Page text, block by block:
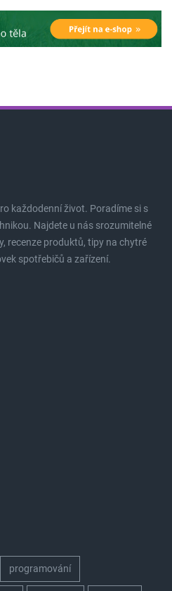
každodenní život. Poradíme si s
Najdete u nás srozumitelné
recenze produktů, tipy na chytré
spotřebičů a zařízení.
programování